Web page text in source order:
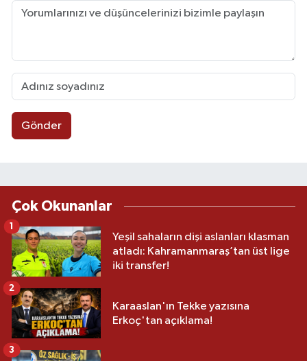
Gönder
Çok Okunanlar
Yeşil sahaların dişi aslanları klasman
atladı: Kahramanmaraş’tan üst lige
iki transfer!
1
Karaaslan'ın Tekke yazısına
Erkoç'tan açıklama!
2
3